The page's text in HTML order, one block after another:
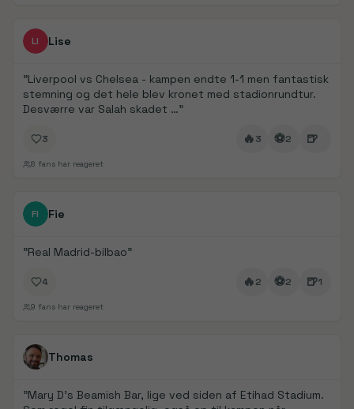
FanDays bidrag
LI Lise
"Liverpool vs Chelsea - kampen endte 1-1 men fantastisk
stemning og det hele blev kronet med stadionrundtur.
Desværre var Salah skadet …"
3 🔥3 ⚽2 🍺
8 fans har reageret
FanDays bidrag
FI Fie
"Real Madrid-bilbao"
4 🔥2 ⚽2 🍺1
9 fans har reageret
FanDays bidrag
Thomas
"Mary D’s Beamish Bar, lige ved siden af Etihad Stadium.